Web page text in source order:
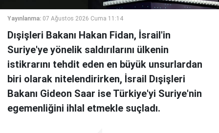
Yayınlanma: 07 Ağustos 2026 Cuma 11:14
Dışişleri Bakanı Hakan Fidan, İsrail'in
Suriye'ye yönelik saldırılarını ülkenin
istikrarını tehdit eden en büyük unsurlardan
biri olarak nitelendirirken, İsrail Dışişleri
Bakanı Gideon Saar ise Türkiye'yi Suriye'nin
egemenliğini ihlal etmekle suçladı.